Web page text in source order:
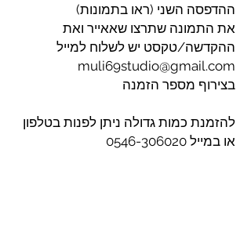
ההדפסה השני (ראו בתמונות)
את התמונה שתרצו שאאייר ואת
ההקדשה/טקסט יש לשלוח למייל
muli69studio@gmail.com
בצירוף מספר הזמנה
להזמנת כמות גדולה ניתן לפנות בטלפון
או במייל 0546-306020